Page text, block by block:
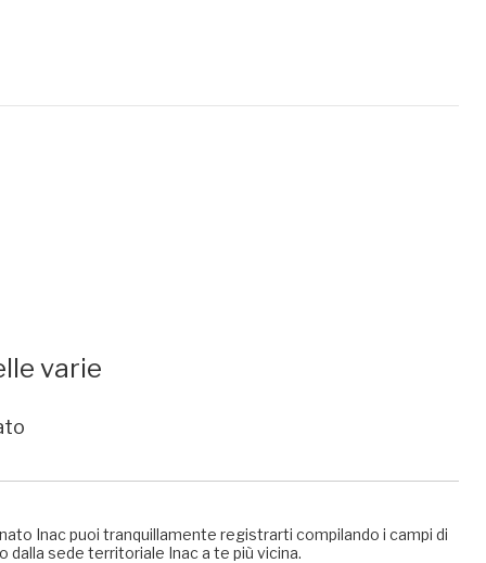
varie
Inac puoi tranquillamente registrarti compilando i campi di
sede territoriale Inac a te più vicina.